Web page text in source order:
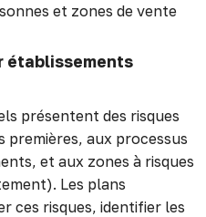
et zones de vente
établissements
présentent des risques
premières, aux processus
et aux zones à risques
Les plans
ces risques, identifier les